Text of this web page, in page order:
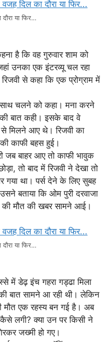
या फिर…
है कि वह गुरुवार शाम को
उनका एक इंटरव्यू चल रहा
से कहा कि एक प्रोग्राम में
चलने को कहा। मना करने
बात कही। इसके बाद वे
से मिलने आए थे। रिजवी का
काफी बहस हुई।
जब बाहर आए तो काफी भावुक
तो बाद में रिजवी ने देखा तो
गया था। पर्स देने के लिए सुबह
बताया कि ओम पुरी दरवाजा
मौत की खबर सामने आई।
या फिर…
में डेढ़ इंच गहरा गड्ढा मिला
बात सामने आ रही थी। लेकिन
मौत एक रहस्य बन गई है। अब
लगी? क्या उन पर किसी ने
जख्मी हो गए।